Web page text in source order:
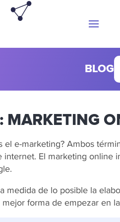
BLOG
MARKETING
el e-marketing? Ambos
El marketing
medida de lo posible la
forma de empezar en